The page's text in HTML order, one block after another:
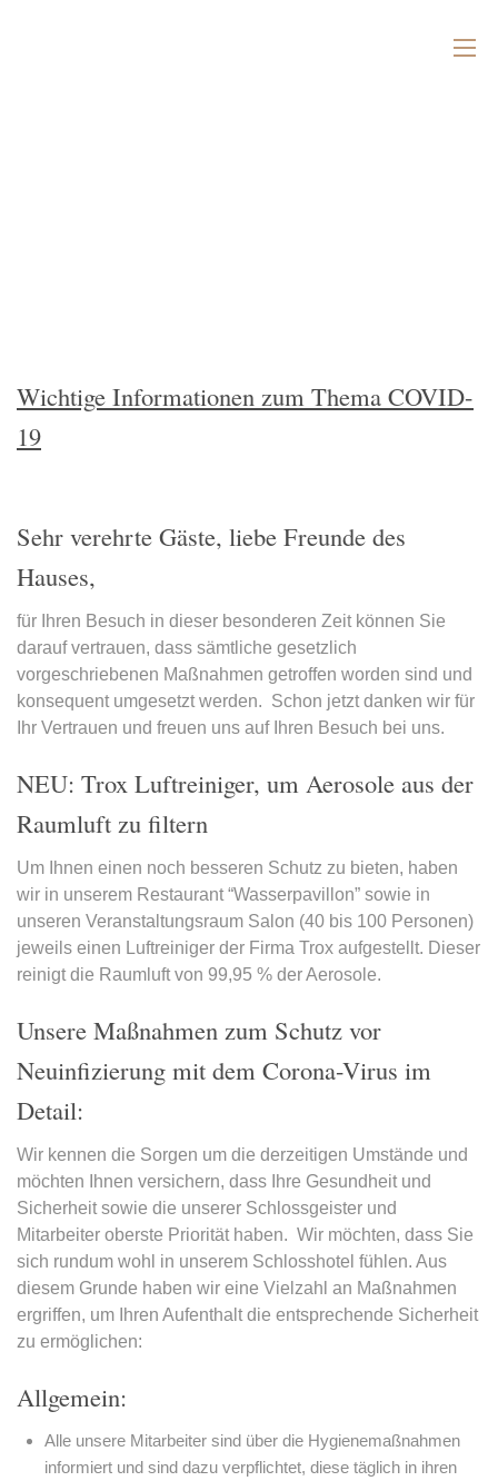
Wichtige Informationen zum Thema COVID-
19
Sehr verehrte Gäste, liebe Freunde des
Hauses,
für Ihren Besuch in dieser besonderen Zeit können Sie
darauf vertrauen, dass sämtliche gesetzlich
vorgeschriebenen Maßnahmen getroffen worden sind und
konsequent umgesetzt werden.
Schon jetzt danken wir für
Ihr Vertrauen und freuen uns auf Ihren Besuch bei uns.
NEU: Trox Luftreiniger, um Aerosole aus der
Raumluft zu filtern
Um Ihnen einen noch besseren Schutz zu bieten, haben
wir in unserem Restaurant “Wasserpavillon” sowie in
unseren Veranstaltungsraum Salon (40 bis 100 Personen)
jeweils einen Luftreiniger der Firma Trox aufgestellt. Dieser
reinigt die Raumluft von 99,95 % der Aerosole.
Unsere Maßnahmen zum Schutz vor
Neuinfizierung mit dem Corona-Virus im
Detail:
Wir kennen die Sorgen um die derzeitigen Umstände und
möchten Ihnen versichern, dass Ihre Gesundheit und
Sicherheit sowie die unserer Schlossgeister und
Mitarbeiter oberste Priorität haben. Wir möchten, dass Sie
sich rundum wohl in unserem Schlosshotel fühlen. Aus
diesem Grunde haben wir eine Vielzahl an Maßnahmen
ergriffen, um Ihren Aufenthalt die entsprechende Sicherheit
zu ermöglichen:
Allgemein:
Alle unsere Mitarbeiter sind über die Hygienemaßnahmen
informiert und sind dazu verpflichtet, diese täglich in ihren